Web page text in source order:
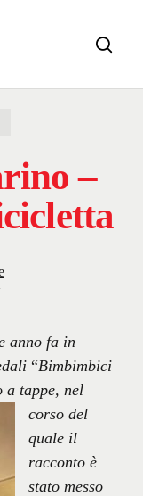
–
anno fa in
“Bimbimbici
a tappe, nel
corso del
quale il
racconto è
stato messo